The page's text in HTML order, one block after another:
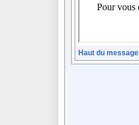
Haut du message